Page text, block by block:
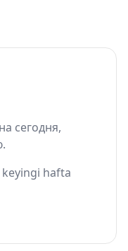
сегодня,
hafta